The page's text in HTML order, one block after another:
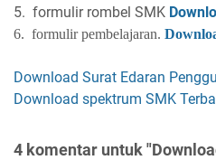
5. formulir rombel SMK
6. formulir pembelajaran.
Download Surat Edaran
Download spektrum SMK
4 komentar untuk